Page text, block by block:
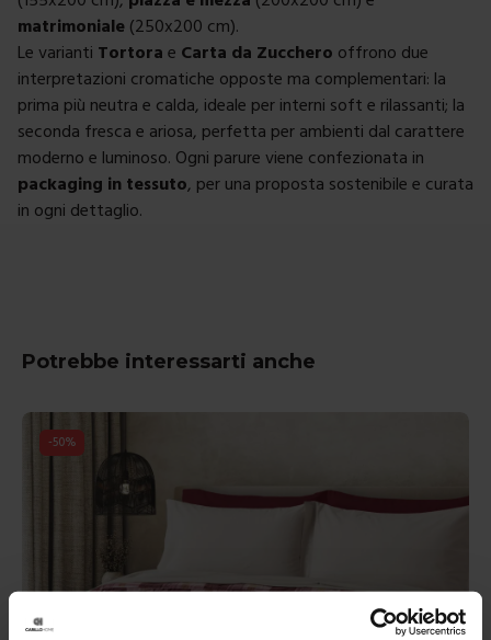
matrimoniale (250x200 cm).
Le varianti Tortora e Carta da Zucchero offrono due
interpretazioni cromatiche opposte ma complementari: la
prima più neutra e calda, ideale per interni soft e rilassanti; la
seconda fresca e ariosa, perfetta per ambienti dal carattere
moderno e luminoso. Ogni parure viene confezionata in
packaging in tessuto, per una proposta sostenibile e curata
in ogni dettaglio.
Potrebbe interessarti anche
-50%